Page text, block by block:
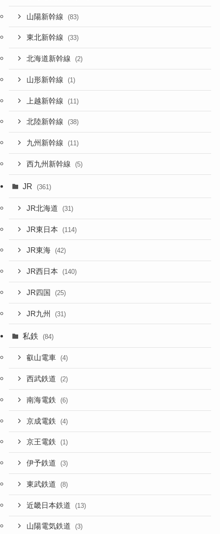
山陽新幹線 (83)
東北新幹線 (33)
北海道新幹線 (2)
山形新幹線 (1)
上越新幹線 (11)
北陸新幹線 (38)
九州新幹線 (11)
西九州新幹線 (5)
JR (361)
JR北海道 (31)
JR東日本 (114)
JR東海 (42)
JR西日本 (140)
JR四国 (25)
JR九州 (31)
私鉄 (84)
叡山電車 (4)
西武鉄道 (2)
南海電鉄 (6)
京成電鉄 (4)
京王電鉄 (1)
伊予鉄道 (3)
東武鉄道 (8)
近畿日本鉄道 (13)
山陽電気鉄道 (3)